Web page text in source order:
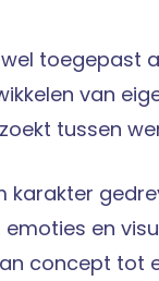
toegepast
van
tussen
karakter
emoties en
concept tot